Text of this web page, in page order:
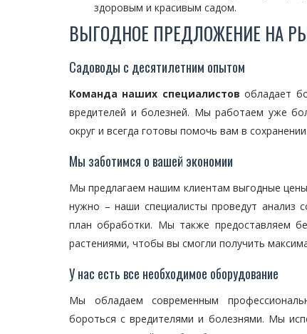
здоровым и красивым садом.
ВЫГОДНОЕ ПРЕДЛОЖЕНИЕ НА
Садоводы с десятилетним опытом
Команда наших специалистов обладает
вредителей и болезней. Мы работаем уже
округ и всегда готовы помочь вам в
Мы заботимся о вашей экономии
Мы предлагаем нашим клиентам выгодные
нужно – наши специалисты проведут анализ
план обработки. Мы также предоставляем
растениями, чтобы вы смогли получить
У нас есть все необходимое оборудование
Мы обладаем современным
бороться с вредителями и болезнями. Мы